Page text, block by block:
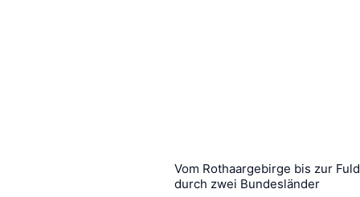
Vom Rothaargebirge bis zur
durch zwei Bundesländer